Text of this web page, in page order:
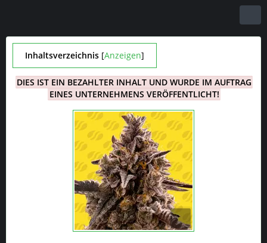
Inhaltsverzeichnis [Anzeigen]
DIES IST EIN BEZAHLTER INHALT UND WURDE IM AUFTRAG
EINES UNTERNEHMENS VERÖFFENTLICHT!